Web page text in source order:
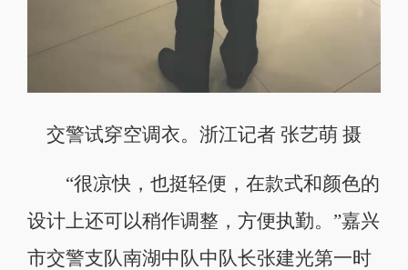
交警试穿空调衣。浙江记者 张艺萌 摄
“很凉快，也挺轻便，在款式和颜色的
设计上还可以稍作调整，方便执勤。”嘉兴
市交警支队南湖中队中队长张建光第一时